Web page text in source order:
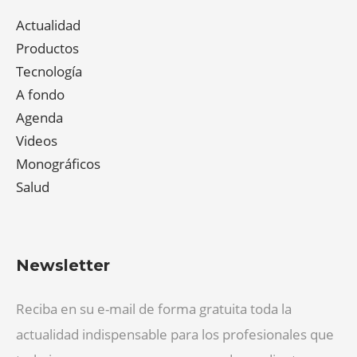
Actualidad
Productos
Tecnología
A fondo
Agenda
Videos
Monográficos
Salud
Newsletter
Reciba en su e-mail de forma gratuita toda la
actualidad indispensable para los profesionales que